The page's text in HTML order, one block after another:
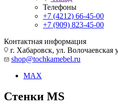
Телефоны
+7 (4212) 66-45-00
+7 (909) 823-45-00
Контактная информация
г. Хабаровск, ул. Волочаевская
shop@tochkamebel.ru
MAX
Стенки MS